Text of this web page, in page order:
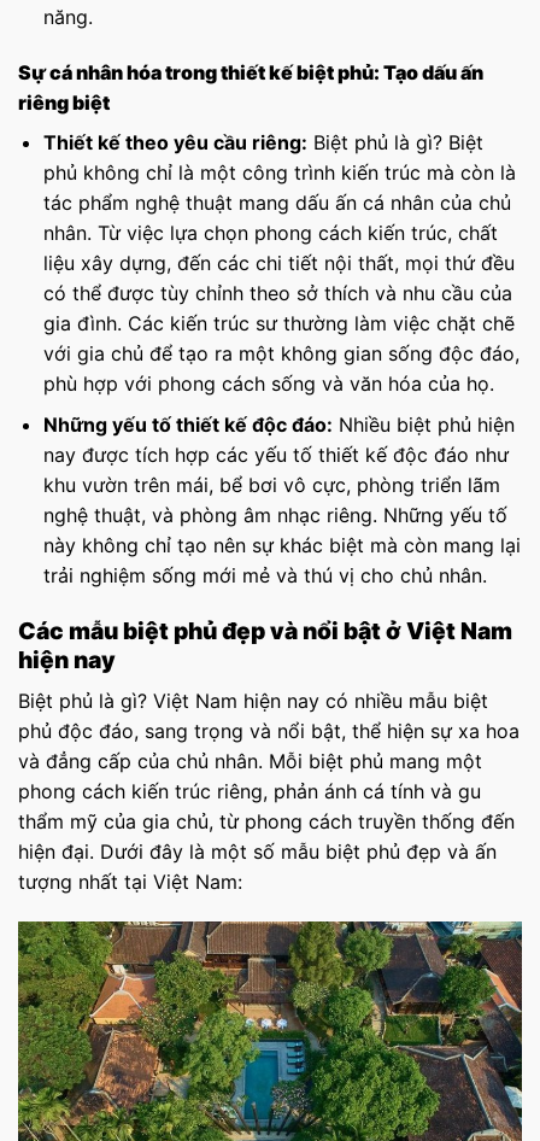
năng.
Sự cá nhân hóa trong thiết kế biệt phủ: Tạo dấu ấn
riêng biệt
Thiết kế theo yêu cầu riêng: Biệt phủ là gì? Biệt
phủ không chỉ là một công trình kiến trúc mà còn là
tác phẩm nghệ thuật mang dấu ấn cá nhân của chủ
nhân. Từ việc lựa chọn phong cách kiến trúc, chất
liệu xây dựng, đến các chi tiết nội thất, mọi thứ đều
có thể được tùy chỉnh theo sở thích và nhu cầu của
gia đình. Các kiến trúc sư thường làm việc chặt chẽ
với gia chủ để tạo ra một không gian sống độc đáo,
phù hợp với phong cách sống và văn hóa của họ.
Những yếu tố thiết kế độc đáo: Nhiều biệt phủ hiện
nay được tích hợp các yếu tố thiết kế độc đáo như
khu vườn trên mái, bể bơi vô cực, phòng triển lãm
nghệ thuật, và phòng âm nhạc riêng. Những yếu tố
này không chỉ tạo nên sự khác biệt mà còn mang lại
trải nghiệm sống mới mẻ và thú vị cho chủ nhân.
Các mẫu biệt phủ đẹp và nổi bật ở Việt Nam
hiện nay
Biệt phủ là gì? Việt Nam hiện nay có nhiều mẫu biệt
phủ độc đáo, sang trọng và nổi bật, thể hiện sự xa hoa
và đẳng cấp của chủ nhân. Mỗi biệt phủ mang một
phong cách kiến trúc riêng, phản ánh cá tính và gu
thẩm mỹ của gia chủ, từ phong cách truyền thống đến
hiện đại. Dưới đây là một số mẫu biệt phủ đẹp và ấn
tượng nhất tại Việt Nam: